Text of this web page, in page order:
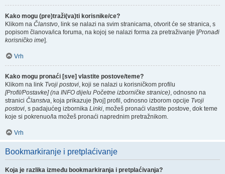
Kako mogu (pre)traži(va)ti korisnike/ce?
Klikom na Članstvo, link se nalazi na svim stranicama, otvorit će se stranica, s
popisom članova/ica foruma, na kojoj se nalazi forma za pretraživanje [Pronađi
korisničko ime].
Vrh
Kako mogu pronaći [sve] vlastite postove/teme?
Klikom na link Tvoji postovi, koji se nalazi u korisničkom profilu
[Profil/Postavke] (na INFO dijelu Početne izborničke stranice), odnosno na
stranici Članstva, koja prikazuje [tvoj] profil, odnosno izborom opcije Tvoji
postovi, s padajućeg izbornika Linki, možeš pronaći vlastite postove, dok teme
koje si pokrenuo/la možeš pronaći naprednim pretražnikom.
Vrh
Bookmarkiranje i pretplaćivanje
Koja je razlika između bookmarkiranja i pretplaćivanja?